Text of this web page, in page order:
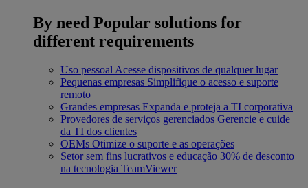
By need Popular solutions for
different requirements
Uso pessoalAcesse dispositivos de qualquer lugar
Pequenas empresas Simplifique o acesso e suporte
remoto
Grandes empresas Expanda e proteja a TI corporativa
Provedores de serviços gerenciados Gerencie e cuide
da TI dos clientes
OEMs Otimize o suporte e as operações
Setor sem fins lucrativos e educação 30% de desconto
na tecnologia TeamViewer